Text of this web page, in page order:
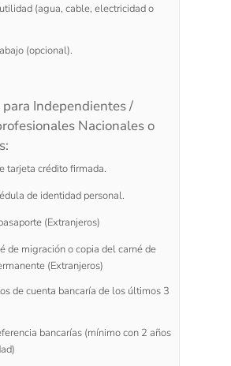
(agua, cable, electricidad o
(opcional).
Independientes /
Nacionales o
tarjeta crédito firmada.
de identidad personal.
(Extranjeros)
de migración o copia del carné de
(Extranjeros)
de cuenta bancaría de los últimos 3
bancarías (mínimo con 2 años